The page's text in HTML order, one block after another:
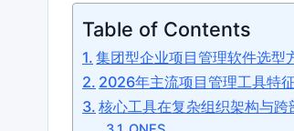
Table of Contents
集团型企业项目管理软件选型
2026年主流项目管理工具特
核心工具在复杂组织架构与